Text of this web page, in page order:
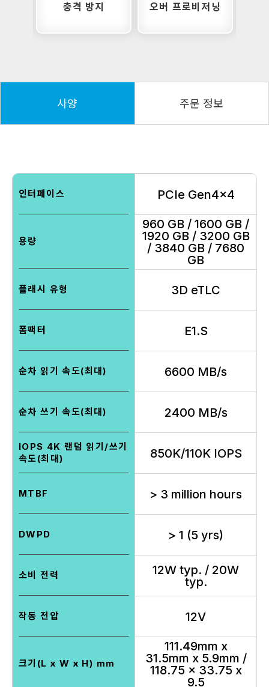
충격 방지 오버 프로비저닝
사양 주문 정보
인터페이스 PCIe Gen4x4
용량
960 GB / 1600 GB /
1920 GB / 3200 GB
/ 3840 GB / 7680
GB
플래시 유형 3D eTLC
폼팩터 E1.S
순차 읽기 속도(최대) 6600 MB/s
순차 쓰기 속도(최대) 2400 MB/s
IOPS 4K 랜덤 읽기/쓰기
속도(최대)
850K/110K IOPS
MTBF > 3 million hours
DWPD > 1 (5 yrs)
소비 전력
12W typ. / 20W
typ.
작동 전압 12V
크기(L x W x H) mm
111.49mm x
31.5mm x 5.9mm /
118.75 x 33.75 x
9.5